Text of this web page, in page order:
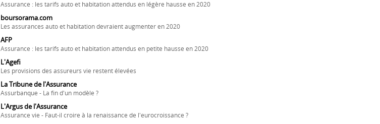
Assurance : les tarifs auto et habitation attendus en légère hausse en 2020
boursorama.com
Les assurances auto et habitation devraient augmenter en 2020
AFP
Assurance : les tarifs auto et habitation attendus en petite hausse en 2020
L'Agefi
Les provisions des assureurs vie restent élevées
La Tribune de l'Assurance
Assurbanque - La fin d'un modèle ?
L'Argus de l'Assurance
Assurance vie - Faut-il croire à la renaissance de l'eurocroissance ?